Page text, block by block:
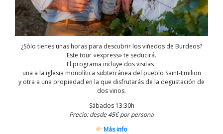
¿Sólo tienes unas horas para descubrir los viñedos de Burdeos?
Este tour «express» te seducirá.
El programa incluye dos visitas :
una a la iglesia monolítica subterránea del pueblo Saint-Emilion
y otra a una propiedad en la que disfrutarás de la degustación de
dos vinos.
Sábados 13:30h
Precio: desde 45€ por persona
Más info